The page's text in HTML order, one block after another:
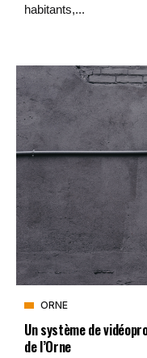
habitants,...
ORNE
Un système de
de l’Orne